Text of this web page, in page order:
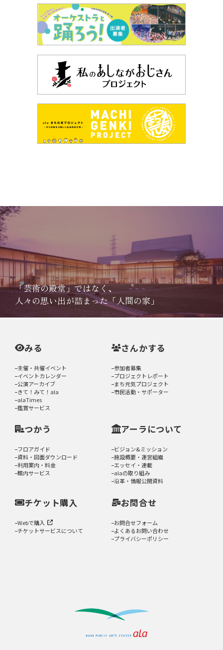
「芸術の殿堂」ではなく、
人々の思い出が詰まった「人間の家」
みる
主催・共催イベント
イベントカレンダー
公演アーカイブ
きて！みて！ala
alaTimes
鑑賞サービス
さんかする
参加者募集
プロジェクトレポート
まち元気プロジェクト
市民活動・サポーター
つかう
フロアガイド
資料・図面ダウンロード
利用案内・料金
館内サービス
アーラについて
ビジョン&ミッション
施設概要・運営組織
エッセイ・連載
alaの取り組み
沿革・情報公開資料
チケット購入
Webで購入
チケットサービスについて
お問合せ
お問合せフォーム
よくあるお問い合わせ
プライバシーポリシー